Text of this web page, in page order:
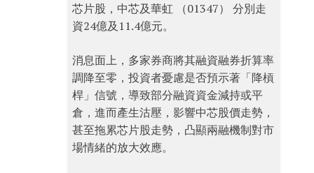
芯片股，中芯及華虹 （01347） 分別走
資24億及11.4億元。
消息面上，多家券商將其融資融券折算率
調降至零，投資者憂慮是否預示著「降槓
桿」信號，導致部分融資資金減持或平
倉，進而產生沽壓，影響中芯股價走勢，
甚至拖累芯片股走勢，凸顯兩融機制對市
場情緒的放大效應。